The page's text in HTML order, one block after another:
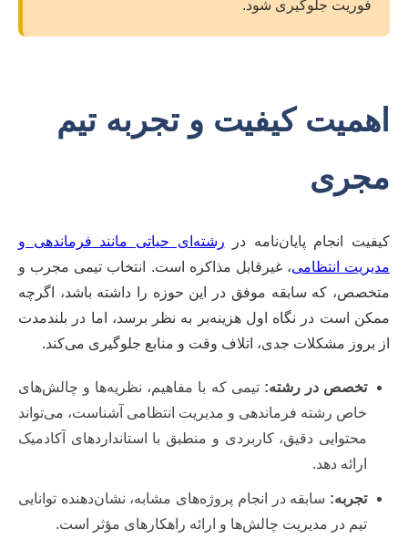
فوریت جلوگیری شود.
اهمیت کیفیت و تجربه تیم
مجری
کیفیت انجام پایان‌نامه در رشته‌ای حیاتی مانند فرماندهی و
مدیریت انتظامی، غیرقابل مذاکره است. انتخاب تیمی مجرب و
متخصص، که سابقه موفق در این حوزه را داشته باشد، اگرچه
ممکن است در نگاه اول هزینه‌بر به نظر برسد، اما در بلندمدت
از بروز مشکلات جدی، اتلاف وقت و منابع جلوگیری می‌کند.
تخصص در رشته: تیمی که با مفاهیم، نظریه‌ها و چالش‌های
خاص رشته فرماندهی و مدیریت انتظامی آشناست، می‌تواند
محتوایی دقیق، کاربردی و منطبق با استانداردهای آکادمیک
ارائه دهد.
تجربه: سابقه در انجام پروژه‌های مشابه، نشان‌دهنده توانایی
تیم در مدیریت چالش‌ها و ارائه راهکارهای مؤثر است.